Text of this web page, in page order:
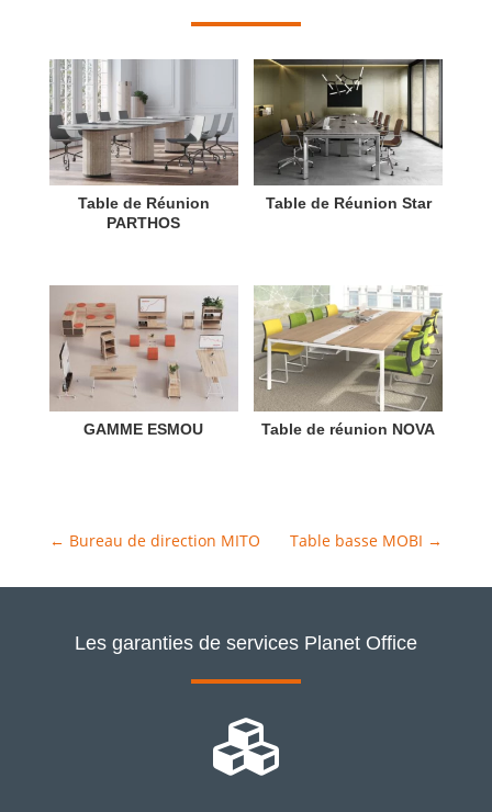
Table de Réunion
PARTHOS
Table de Réunion Star
GAMME ESMOU Table de réunion NOVA
← Bureau de direction MITO Table basse MOBI →
Les garanties de services Planet Office
